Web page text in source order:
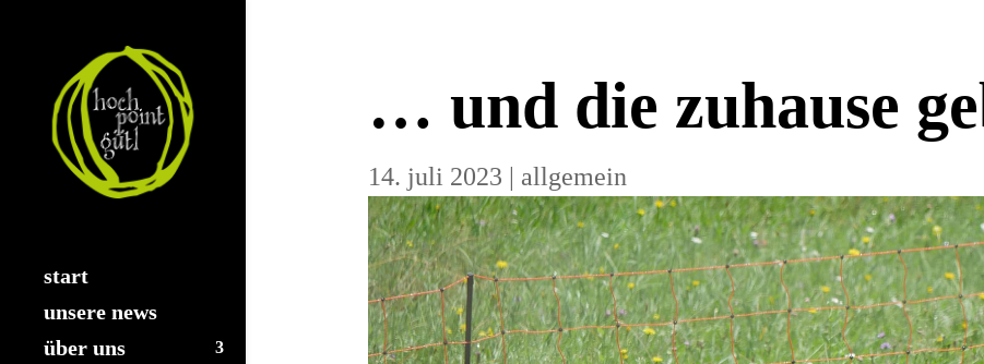
start
unsere news
über uns
… und die zuhause
14. juli 2023 allgemein